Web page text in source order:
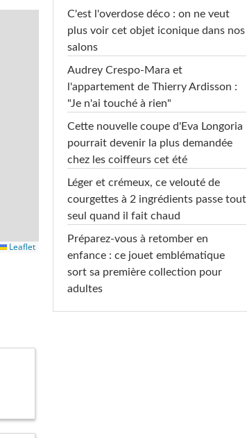
Leaflet
C'est l'overdose déco : on ne veut
plus voir cet objet iconique dans nos
salons
Audrey Crespo-Mara et
l'appartement de Thierry Ardisson :
"Je n'ai touché à rien"
Cette nouvelle coupe d'Eva Longoria
pourrait devenir la plus demandée
chez les coiffeurs cet été
Léger et crémeux, ce velouté de
courgettes à 2 ingrédients passe tout
seul quand il fait chaud
Préparez-vous à retomber en
enfance : ce jouet emblématique
sort sa première collection pour
adultes